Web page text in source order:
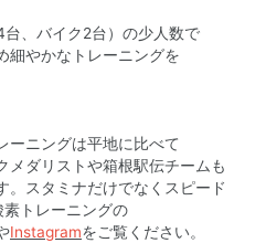
、バイク2台）の少人数で
細やかなトレーニングを
ーニングは平地に比べて
メダリストや箱根駅伝チームも
。スタミナだけでなくスピード
トレーニングの
Instagramをご覧ください。